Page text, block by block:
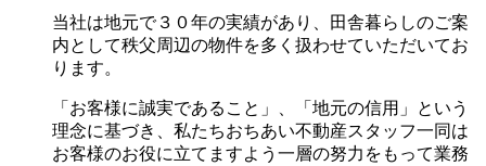
当社は地元で３０年の実績があり、田舎暮らしのご案
内として秩父周辺の物件を多く扱わせていただいてお
ります。
「お客様に誠実であること」、「地元の信用」という
理念に基づき、私たちおちあい不動産スタッフ一同は
お客様のお役に立てますよう一層の努力をもって業務